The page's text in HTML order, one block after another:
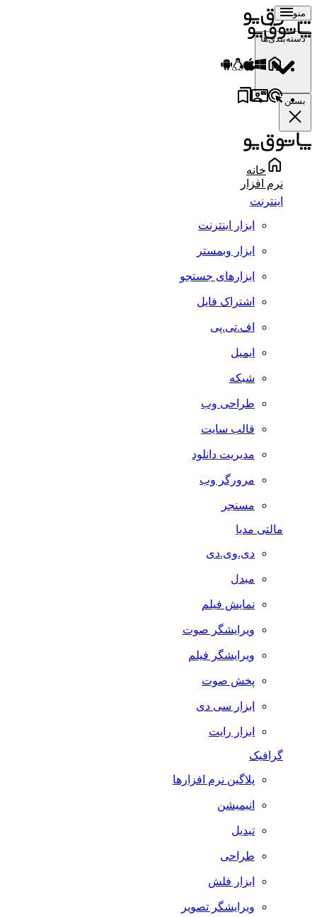
منو
دسته‌بندی‌ها
بستن
خانه
نرم افزار
اینترنت
ابزار اینترنت
ابزار وبمستر
ابزارهای جستجو
اشتراک فایل
اف.تی.پی
ایمیل
شبکه
طراحی وب
قالب سایت
مدیریت دانلود
مرورگر وب
مسنجر
مالتی مدیا
دی.وی.دی
مبدل
نمایش فیلم
ویرایشگر صوت
ویرایشگر فیلم
پخش صوت
ابزار سی دی
ابزار رایت
گرافیک
پلاگین نرم افزارها
انیمیشن
تبدیل
طراحی
ابزار فلش
ویرایشگر تصویر